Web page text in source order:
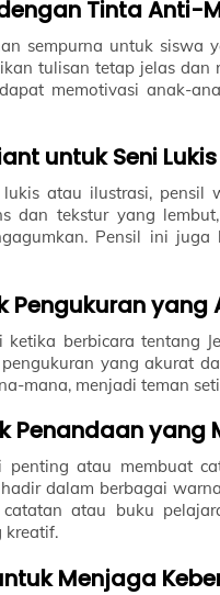
Tinta Anti-
sempurna untuk siswa
tulisan tetap jelas dan
memotivasi anak-
untuk Seni
atau ilustrasi, pensil
dan tekstur yang
Pensil ini
Pengukuran yang
berbicara tentang
yang akurat
mana, menjadi teman
Penandaan yang
penting atau membuat
dalam berbagai
atau buku
kreatif.
Menjaga